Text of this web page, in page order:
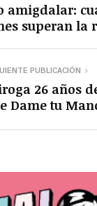
amigdalar:
superan la
PUBLICACIÓN
26 años
Dame tu